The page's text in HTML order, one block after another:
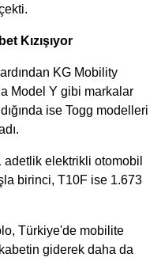
Kızışıyor
KG Mobility
Model Y gibi markalar
ise Togg modelleri
adetlik elektrikli otomobil
birinci, T10F ise 1.673
Türkiye'de mobilite
giderek daha da